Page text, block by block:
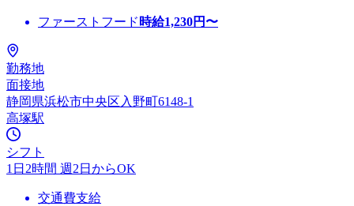
ファーストフード 時給1,230円〜
勤務地
面接地
静岡県浜松市中央区入野町6148-1
高塚駅
シフト
1日2時間 週2日からOK
交通費支給